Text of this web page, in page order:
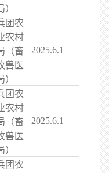
）
团农
农村
（畜
兽医
）
2025.6.1
团农
农村
（畜
兽医
）
2025.6.1
团农